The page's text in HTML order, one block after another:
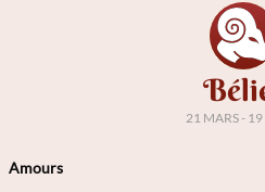
21 MARS -
Amours